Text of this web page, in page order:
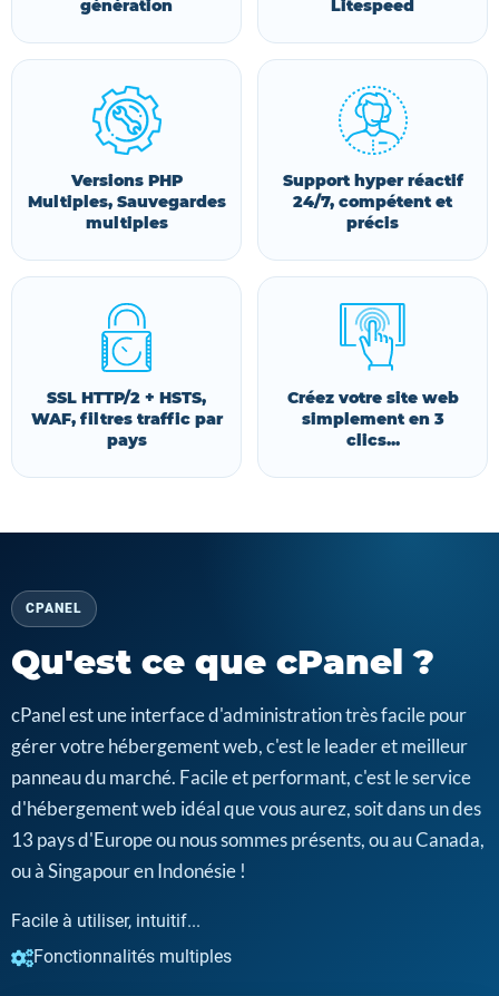
génération Litespeed
Versions PHP
Multiples, Sauvegardes
multiples
Support hyper réactif
24/7, compétent et
précis
SSL HTTP/2 + HSTS,
WAF, filtres traffic par
pays
Créez votre site web
simplement en 3
clics...
CPANEL
Qu'est ce que cPanel ?
cPanel est une interface d'administration très facile pour
gérer votre hébergement web, c'est le leader et meilleur
panneau du marché. Facile et performant, c'est le service
d'hébergement web idéal que vous aurez, soit dans un des
13 pays d'Europe ou nous sommes présents, ou au Canada,
ou à Singapour en Indonésie !
Facile à utiliser, intuitif...
Fonctionnalités multiples